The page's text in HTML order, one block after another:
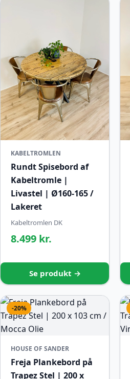
KABELTROMLEN
Rundt Spisebord af
Kabeltromle |
Livastel | Ø160-165 /
Lakeret
Kabeltromlen DK
8.499 kr.
Se produkt →
-20%
HOUSE OF SANDER
Freja Plankebord på
Trapez Stel | 200 x